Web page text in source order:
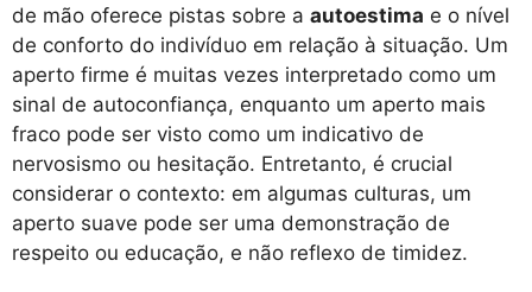
de mão oferece pistas sobre a autoestima e o nível
de conforto do indivíduo em relação à situação. Um
aperto firme é muitas vezes interpretado como um
sinal de autoconfiança, enquanto um aperto mais
fraco pode ser visto como um indicativo de
nervosismo ou hesitação. Entretanto, é crucial
considerar o contexto: em algumas culturas, um
aperto suave pode ser uma demonstração de
respeito ou educação, e não reflexo de timidez.